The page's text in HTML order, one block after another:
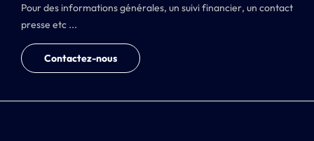
Pour des informations générales, un suivi financier, un contact
presse etc ...
Contactez-nous